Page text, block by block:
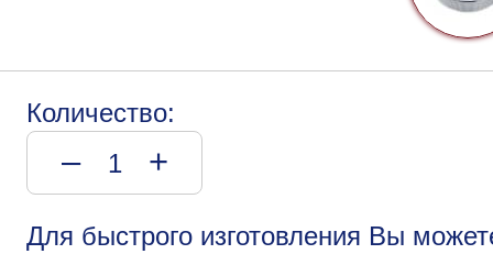
Количество:
– +
Для быстрого изготовления Вы